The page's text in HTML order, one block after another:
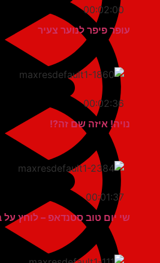
00:02:00
עופר פיפר לנוער צעיר
00:02:36
נויה! איזה שם זה?!
00:01:37
שי יום טוב סטנדאפ – לוחץ על בחורות